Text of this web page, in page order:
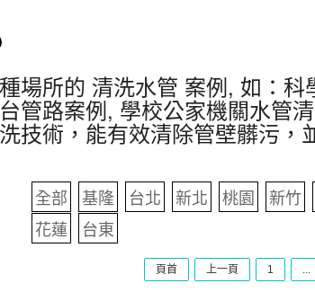
場所的 清洗水管 案例, 如：
管路案例, 學校公家機關水管
技術，能有效清除管壁髒污
全部 基隆 台北 新北 桃園 新竹
花蓮
台東
頁首 上一頁 1 ...